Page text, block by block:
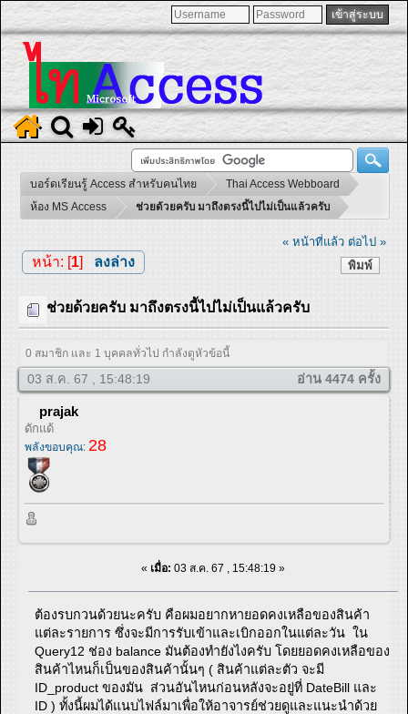
บอร์ดเรียนรู้ Access สำหรับคนไทย
Thai Access Webboard
ห้อง MS Access
ช่วยด้วยครับ มาถึงตรงนี้ไปไม่เป็นแล้วครับ
« หน้าที่แล้ว ต่อไป »
พิมพ์
หน้า: [1] ลงล่าง
ช่วยด้วยครับ มาถึงตรงนี้ไปไม่เป็นแล้วครับ
0 สมาชิก และ 1 บุคคลทั่วไป กำลังดูหัวข้อนี้
03 ส.ค. 67 , 15:48:19 อ่าน 4474 ครั้ง
prajak
ดักแด้
พลังขอบคุณ: 28
« เมื่อ: 03 ส.ค. 67 , 15:48:19 »
ต้องรบกวนด้วยนะครับ คือผมอยากหายอดคงเหลือของสินค้า
แต่ละรายการ ซึ่งจะมีการรับเข้าและเบิกออกในแต่ละวัน ใน
Query12 ช่อง balance มันต้องทำยังไงครับ โดยยอดคงเหลือของ
สินค้าไหนก็เป็นของสินค้านั้นๆ ( สินค้าแต่ละตัว จะมี
ID_product ของมัน ส่วนอันไหนก่อนหลังจะอยู่ที่ DateBill และ
ID ) ทั้งนี้ผมได้แนบไฟล์มาเพื่อให้อาจารย์ช่วยดูและแนะนำด้วย